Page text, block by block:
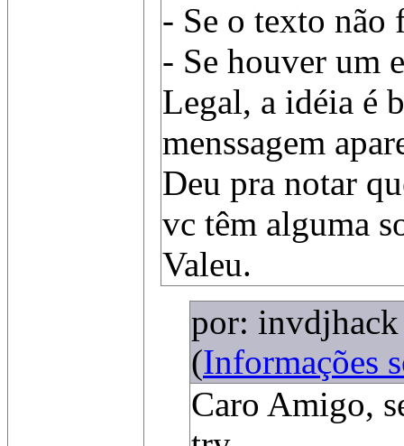
- Se o texto não
- Se houver um
Legal, a idéia é
menssagem
Deu pra notar
vc têm alguma
Valeu.
por:
(Informações
Caro Amigo,